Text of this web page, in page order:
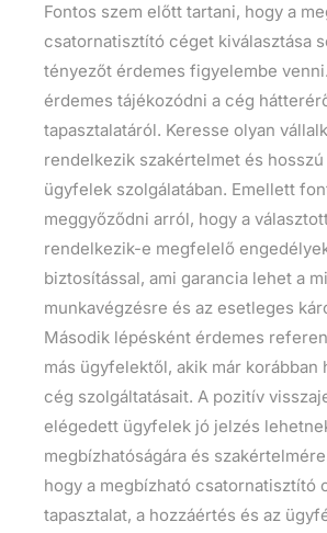
Fontos szem előtt tartani, hogy a
csatornatisztító céget kiválasztása
tényezőt érdemes figyelembe
érdemes tájékozódni a cég
tapasztalatáról. Keresse olyan
rendelkezik szakértelmet és
ügyfelek szolgálatában. Emellett
meggyőződni arról, hogy a
rendelkezik-e megfelelő
biztosítással, ami garancia lehet a
munkavégzésre és az esetleges
Második lépésként érdemes
más ügyfelektől, akik már korábban
cég szolgáltatásait. A pozitív
elégedett ügyfelek jó jelzés
megbízhatóságára és
hogy a megbízható csatornatisztító
tapasztalat, a hozzáértés és az